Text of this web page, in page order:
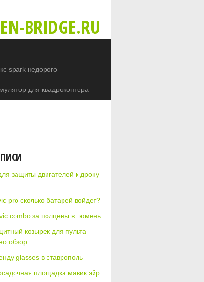
BRIDGE.RU
spark недорого
для квадрокоптера
защиты двигателей к дрону
pro сколько батарей войдет?
combo за полцены в тюмень
козырек для пульта
обзор
glasses в ставрополь
площадка мавик эйр